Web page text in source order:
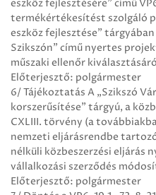
eszköz fejlesztésére” című
termékértékesítést szolgáló
eszköz fejlesztése”
Szikszón” című nyertes
műszaki ellenőr
Előterjesztő: polgármester
6/ Tájékoztatás A „Szikszó
korszerűsítése” tárgyú, a
CXLIII. törvény (a
nemzeti eljárásrendbe
nélküli közbeszerzési
vállalkozási szerződés
Előterjesztő: polgármester